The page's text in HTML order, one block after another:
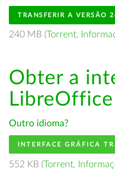
TRANSFERIR A VERSÃO
240 MB (Torrent,
Obter a
Outro idioma?
INTERFACE GRÁFICA
552 KB (Torrent,